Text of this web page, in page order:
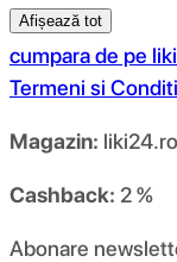
Afișează tot
cumpara de pe
Termeni si
Magazin: liki24.ro
Cashback: 2 %
Abonare